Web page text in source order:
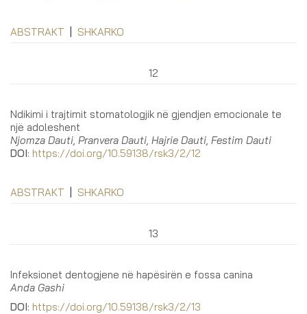
ABSTRAKT SHKARKO
12
Ndikimi i trajtimit stomatologjik në gjendjen emocionale te
një adoleshent
Njomza Dauti, Pranvera Dauti, Hajrie Dauti, Festim Dauti
DOI: https://doi.org/10.59138/rsk3/2/12
ABSTRAKT SHKARKO
13
Infeksionet dentogjene në hapësirën e fossa canina
Anda Gashi
DOI: https://doi.org/10.59138/rsk3/2/13